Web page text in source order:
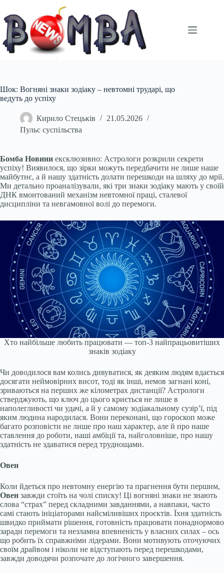
вмісту
Шок: Вогняні знаки зодіаку – невтомні трударі, що
ведуть до успіху
Кирило Стецьків
21.05.2026
Пульс суспільства
Бомба Новини ексклюзивно: Астрологи розкрили секрети
успіху! Виявилося, що зірки можуть передбачити не лише наше
майбутнє, а й нашу здатність долати перешкоди на шляху до мрії.
Ми детально проаналізували, які три знаки зодіаку мають у своїй
ДНК вмонтований механізм невтомної праці, сталевої
дисципліни та невгамовної волі до перемоги.
Хто найбільше любить працювати — топ-3 найпрацьовитіших
знаків зодіаку
Чи доводилося вам колись дивуватися, як деяким людям вдається
досягати неймовірних висот, тоді як інші, немов загнані коні,
зриваються на перших же кілометрах дистанції? Астрологи
стверджують, що ключ до цього криється не лише в
наполегливості чи удачі, а й у самому зодіакальному сузір’ї, під
яким людина народилася. Вони переконані, що гороскоп може
багато розповісти не лише про наш характер, але й про наше
ставлення до роботи, наші амбіції та, найголовніше, про нашу
здатність не здаватися перед труднощами.
Овен
Коли йдеться про невтомну енергію та прагнення бути першим,
Овен завжди стоїть на чолі списку! Ці вогняні знаки не знають
слова “страх” перед складними завданнями, а навпаки, часто
самі стають ініціаторами найсміливіших проєктів. Їхня здатність
швидко приймати рішення, готовність працювати понаднормово
заради перемоги та незламна впевненість у власних силах – ось
що робить їх справжніми лідерами. Вони мотивують оточуючих
своїм драйвом і ніколи не відступають перед перешкодами,
завжди доводячи розпочате до логічного завершення.